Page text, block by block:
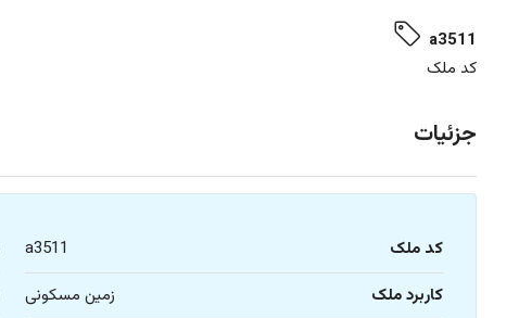
a3511
کد ملک
جزئیات
کد ملک a3511
کاربرد ملک
زمین مسکونی